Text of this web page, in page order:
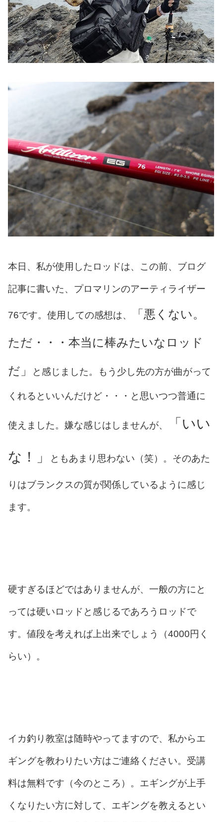
本日、私が使用したロッドは、この前、ブログ
記事に書いた、プロマリンのアーティライザー
76です。使用しての感想は、 「悪くない。
ただ・・・本当に棒みたいなロッド
だ」 と感じました。もう少し先の方が曲がって
くれるといいんだけど・・・と思いつつ普通に
使えました。嫌な感じはしませんが、 「いい
な！」 ともあまり思わない（笑）。そのあた
りはブランクスの質が関係しているように感じ
ます。
硬すぎるほどではありませんが、一般の方にと
っては硬いロッドと感じるであろうロッドで
す。値段を考えれば上出来でしょう（4000円く
らい）。
イカ釣り教室は随時やってますので、私からエ
ギングを教わりたい方はご連絡ください。受講
料は無料です（今のところ）。エギングが上手
くなりたい方に対して、エギングを教えるとい